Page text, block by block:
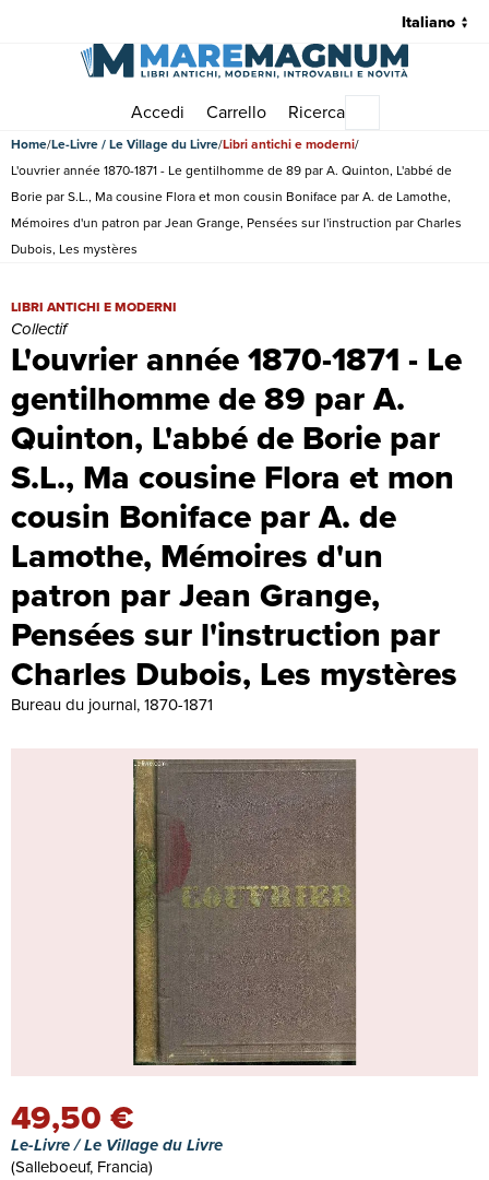
Accedi Carrello Ricerca
Home Le-Livre / Le Village du Livre Libri antichi e moderni
L'ouvrier année 1870-1871 - Le gentilhomme de 89 par A. Quinton, L'abbé de
Borie par S.L., Ma cousine Flora et mon cousin Boniface par A. de Lamothe,
Mémoires d'un patron par Jean Grange, Pensées sur l'instruction par Charles
Dubois, Les mystères
L'ouvrier année 1870-1871 - Le
gentilhomme de 89 par A.
Quinton, L'abbé de Borie par
S.L., Ma cousine Flora et mon
cousin Boniface par A. de
Lamothe, Mémoires d'un
patron par Jean Grange,
Pensées sur l'instruction par
Charles Dubois, Les mystères
L'ouvrier année 1870-1871 - Le gentilhomme de 89 par A.
LIBRI ANTICHI E MODERNI
Collectif
Bureau du journal, 1870-1871
49,50 €
Le-Livre / Le Village du Livre
(Salleboeuf, Francia)